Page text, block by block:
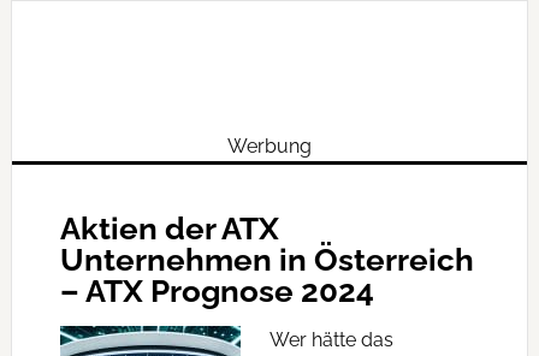
Werbung
Aktien der ATX
Unternehmen in Österreich
– ATX Prognose 2024
Wer hätte das